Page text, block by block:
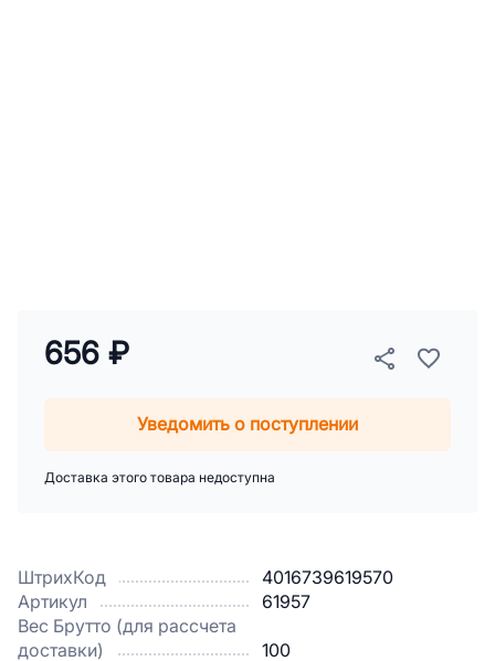
ШтрихКод
4016739619570
Артикул
61957
Вес Брутто (для рассчета
доставки)
100
656 ₽
Уведомить о поступлении
Доставка этого товара недоступна